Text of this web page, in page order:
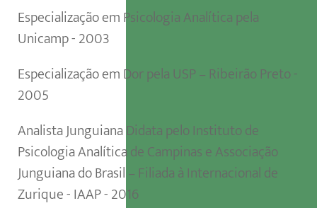
Especialização em Psicologia Analítica pela
Unicamp - 2003
Especialização em Dor pela USP – Ribeirão Preto -
2005
Analista Junguiana Didata pelo Instituto de
Psicologia Analítica de Campinas e Associação
Junguiana do Brasil – Filiada à Internacional de
Zurique - IAAP - 2016